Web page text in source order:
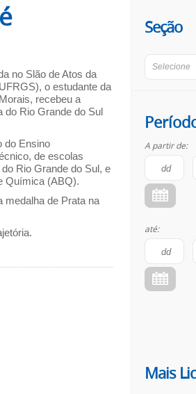
no Slão de Atos da
o estudante da
recebeu a
do Rio Grande do Sul
do Ensino
de escolas
Rio Grande do Sul, e
Química (ABQ).
medalha de Prata na
Seção
Selecione
A partir de:
até:
Mais